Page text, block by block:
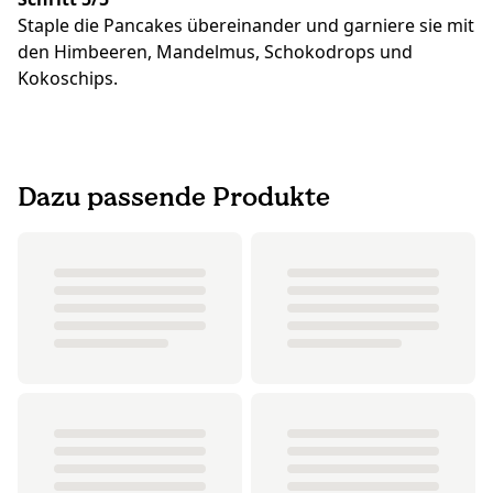
Staple die Pancakes übereinander und garniere sie mit
den Himbeeren, Mandelmus, Schokodrops und
Kokoschips.
Dazu passende Produkte